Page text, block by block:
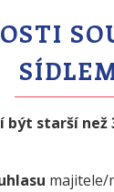
být starší než
majitele/